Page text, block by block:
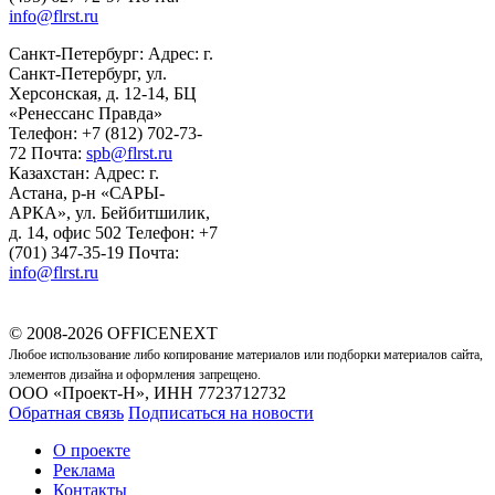
info@flrst.ru
Санкт-Петербург: Адрес: г.
Санкт-Петербург, ул.
Херсонская, д. 12-14, БЦ
«Ренессанс Правда»
Телефон: +7 (812) 702-73-
72 Почта: spb@flrst.ru
Казахстан: Адрес: г.
Астана, р-н «САРЫ-
АРКА», ул. Бейбитшилик,
д. 14, офис 502 Телефон: +7
(701) 347-35-19 Почта:
info@flrst.ru
© 2008-2026 OFFICENEXT
Любое использование либо копирование материалов или подборки материалов сайта,
элементов дизайна и оформления запрещено.
ООО «Проект-Н», ИНН 7723712732
Обратная связь Подписаться на новости
О проекте
Реклама
Контакты